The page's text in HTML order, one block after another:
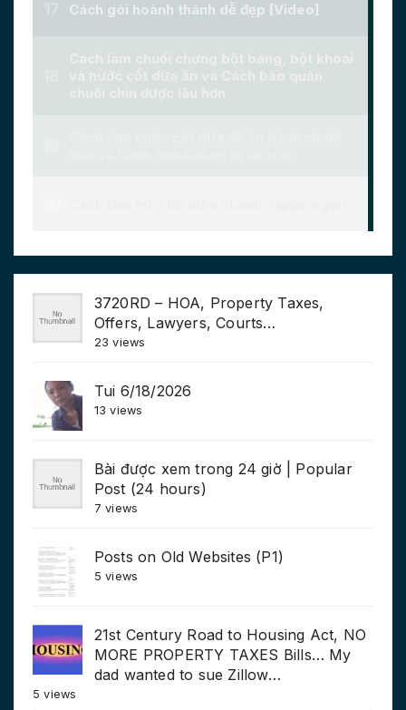
3720RD – HOA, Property Taxes,
Offers, Lawyers, Courts…
23 views
Tui 6/18/2026
13 views
Bài được xem trong 24 giờ | Popular
Post (24 hours)
7 views
Posts on Old Websites (P1)
5 views
21st Century Road to Housing Act, NO
MORE PROPERTY TAXES Bills… My
dad wanted to sue Zillow…
5 views